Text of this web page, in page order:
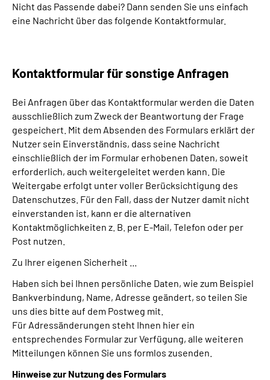
Nicht das Passende dabei? Dann senden Sie uns einfach
eine Nachricht über das folgende Kontaktformular.
Kontaktformular für sonstige Anfragen
Bei Anfragen über das Kontaktformular werden die Daten
ausschließlich zum Zweck der Beantwortung der Frage
gespeichert. Mit dem Absenden des Formulars erklärt der
Nutzer sein Einverständnis, dass seine Nachricht
einschließlich der im Formular erhobenen Daten, soweit
erforderlich, auch weitergeleitet werden kann. Die
Weitergabe erfolgt unter voller Berücksichtigung des
Datenschutzes. Für den Fall, dass der Nutzer damit nicht
einverstanden ist, kann er die alternativen
Kontaktmöglichkeiten z. B. per E-Mail, Telefon oder per
Post nutzen.
Zu Ihrer eigenen Sicherheit ...
Haben sich bei Ihnen persönliche Daten, wie zum Beispiel
Bankverbindung, Name, Adresse geändert, so teilen Sie
uns dies bitte auf dem Postweg mit.
Für Adressänderungen steht Ihnen hier ein
entsprechendes Formular zur Verfügung, alle weiteren
Mitteilungen können Sie uns formlos zusenden.
Hinweise zur Nutzung des Formulars